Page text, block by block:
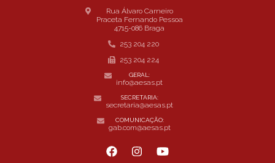
Rua Álvaro Carneiro
Praceta Fernando Pessoa
4715-086 Braga
253 204 220
253 204 224
GERAL:
info@aesas.pt
SECRETARIA:
secretaria@aesas.pt
COMUNICAÇÃO:
gab.com@aesas.pt